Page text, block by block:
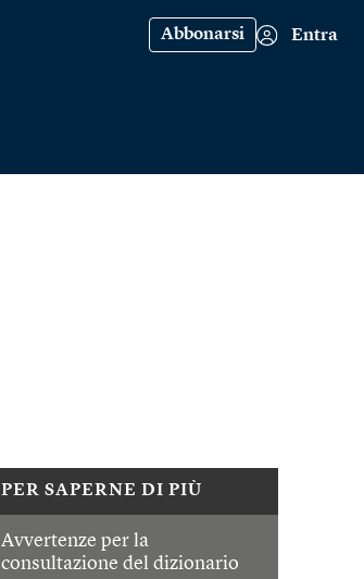
Abbonarsi Entra
PER SAPERNE DI PIÙ
Avvertenze per la
consultazione del dizionario